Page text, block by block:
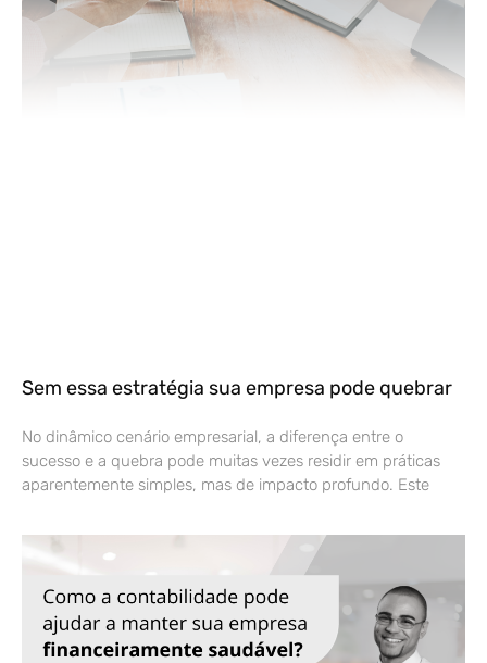
Sem essa estratégia sua empresa pode quebrar
No dinâmico cenário empresarial, a diferença entre o
sucesso e a quebra pode muitas vezes residir em práticas
aparentemente simples, mas de impacto profundo. Este